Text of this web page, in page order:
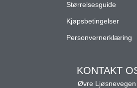
KONTAKT
Øvre Ljøsnevegen
Størrelsesguide
Kjøpsbetingelser
Personvernerklæring